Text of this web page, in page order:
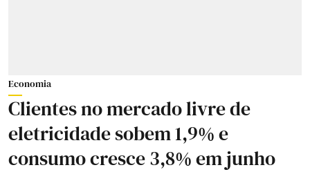
Economia
Clientes no mercado livre de
eletricidade sobem 1,9% e
consumo cresce 3,8% em junho